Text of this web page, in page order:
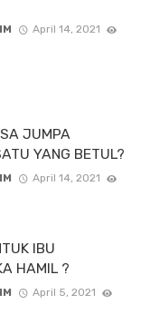
April 14, 2021
JUMPA
YANG BETUL?
April 14, 2021
IBU
HAMIL ?
April 5, 2021